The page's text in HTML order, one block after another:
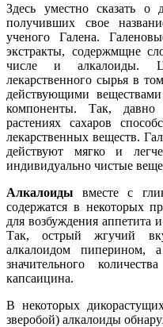
Здесь уместно сказать о
получивших свое
ученого Галена.
экстракты, содержмщне
числе и алкалоиды.
лекарственного сырья в
действующими
компоненты. Так, давно
растениях сахаров
лекарственных веществ.
действуют мягко и
индивидуально чистые
Алкалоиды вместе с
содержатся в некоторых
для возбуждения аппетита
Так, острый жгучий
алкалоидом пиперином,
значительного
капсаицина.
В некоторых
зверобой) алкалоиды